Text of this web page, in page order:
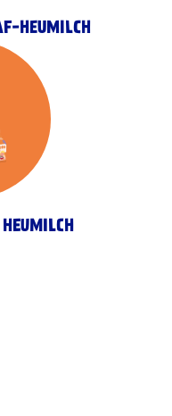
HEUMILCH